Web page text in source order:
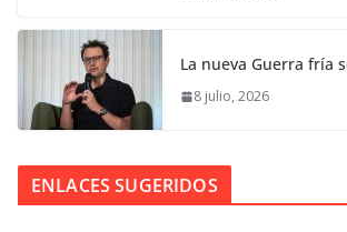
La nueva Guerra fría
8 julio, 2026
ENLACES SUGERIDOS